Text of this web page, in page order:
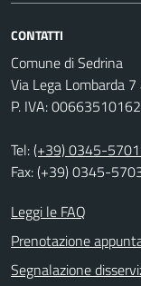
CONTATTI
Comune di Sedrina
Via Lega Lombarda
P. IVA: 00663510162
Tel:(+39) 0345-
Fax: (+39) 0345-
Leggi le FAQ
Prenotazione
Segnalazione